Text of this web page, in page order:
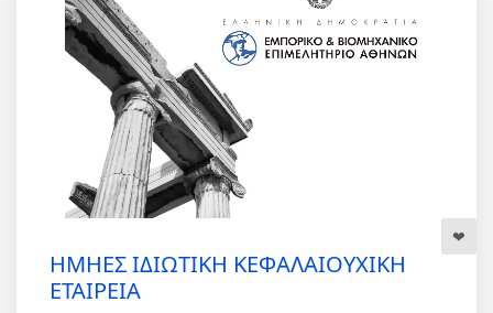
ΗΜΗΕΣ ΙΔΙΩΤΙΚΗ ΚΕΦΑΛΑΙΟΥΧΙΚΗ
ΕΤΑΙΡΕΙΑ